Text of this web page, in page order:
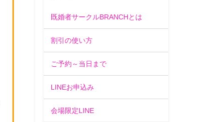
既婚者サークルBRANCHとは
割引の使い方
ご予約～当日まで
LINEお申込み
会場限定LINE